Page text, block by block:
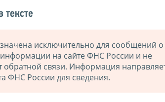
исключительно для сообщений о
на сайте ФНС России и не
обратной связи. Информация
ФНС России для сведения.